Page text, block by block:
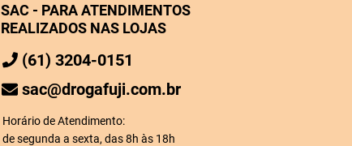
SAC - PARA ATENDIMENTOS
REALIZADOS NAS LOJAS
(61) 3204-0151
sac@drogafuji.com.br
Horário de Atendimento:
de segunda a sexta, das 8h às 18h